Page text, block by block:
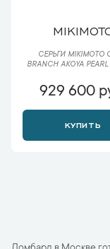
СЕРЬГИ MIKIMOTO
BRANCH AKOYA
929 600
КУПИТЬ